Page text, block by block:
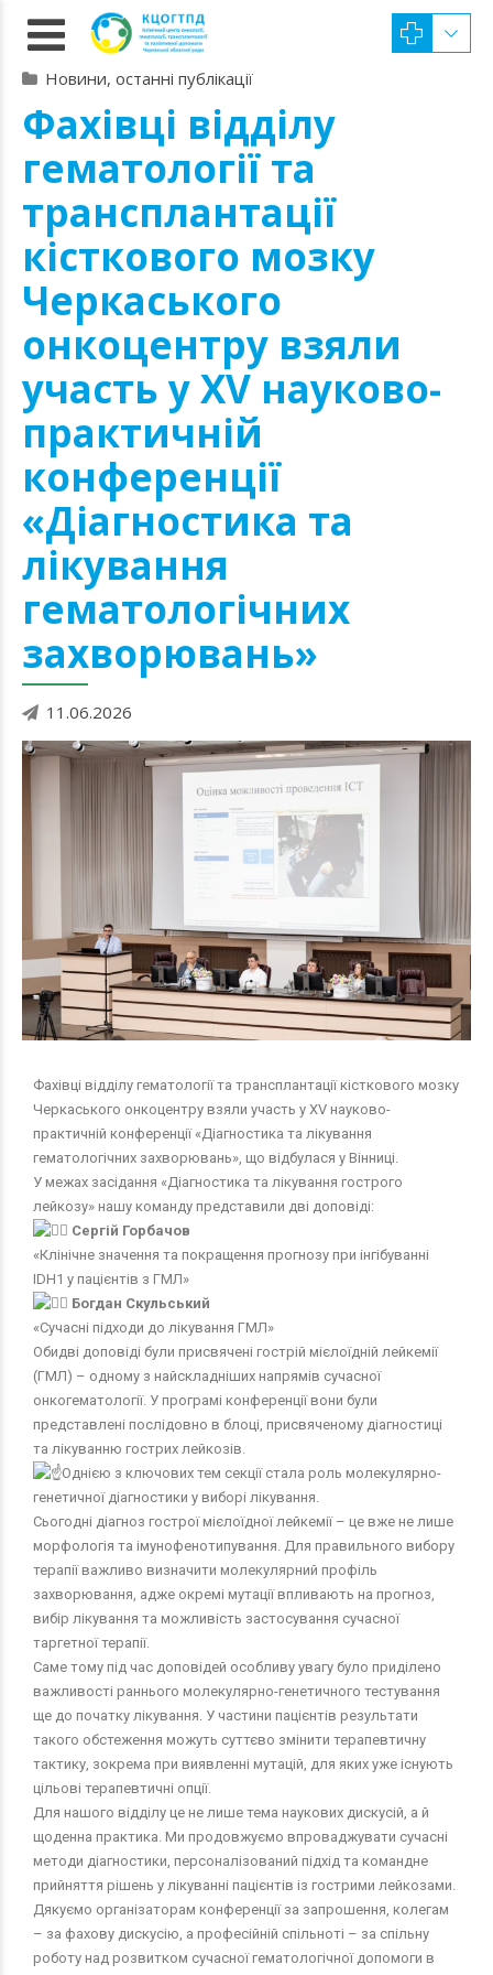
Новини, останні публікації
Фахівці відділу
гематології та
трансплантації
кісткового мозку
Черкаського
онкоцентру взяли
участь у XV науково-
практичній
конференції
«Діагностика та
лікування
гематологічних
захворювань»
11.06.2026
Фахівці відділу гематології та трансплантації кісткового мозку
Черкаського онкоцентру взяли участь у XV науково-
практичній конференції «Діагностика та лікування
гематологічних захворювань», що відбулася у Вінниці.
У межах засідання «Діагностика та лікування гострого
лейкозу» нашу команду представили дві доповіді:
Сергій Горбачов
«Клінічне значення та покращення прогнозу при інгібуванні
IDH1 у пацієнтів з ГМЛ»
Богдан Скульський
«Сучасні підходи до лікування ГМЛ»
Обидві доповіді були присвячені гострій мієлоїдній лейкемії
(ГМЛ) – одному з найскладніших напрямів сучасної
онкогематології. У програмі конференції вони були
представлені послідовно в блоці, присвяченому діагностиці
та лікуванню гострих лейкозів.
Однією з ключових тем секції стала роль молекулярно-
генетичної діагностики у виборі лікування.
Сьогодні діагноз гострої мієлоїдної лейкемії – це вже не лише
морфологія та імунофенотипування. Для правильного вибору
терапії важливо визначити молекулярний профіль
захворювання, адже окремі мутації впливають на прогноз,
вибір лікування та можливість застосування сучасної
таргетної терапії.
Саме тому під час доповідей особливу увагу було приділено
важливості раннього молекулярно-генетичного тестування
ще до початку лікування. У частини пацієнтів результати
такого обстеження можуть суттєво змінити терапевтичну
тактику, зокрема при виявленні мутацій, для яких уже існують
цільові терапевтичні опції.
Для нашого відділу це не лише тема наукових дискусій, а й
щоденна практика. Ми продовжуємо впроваджувати сучасні
методи діагностики, персоналізований підхід та командне
прийняття рішень у лікуванні пацієнтів із гострими лейкозами.
Дякуємо організаторам конференції за запрошення, колегам
– за фахову дискусію, а професійній спільноті – за спільну
роботу над розвитком сучасної гематологічної допомоги в